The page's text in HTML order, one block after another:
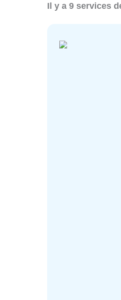
Il y a 9 services